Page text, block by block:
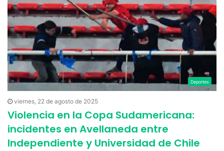
Deportes
viernes, 22 de agosto de 2025
Violencia en la Copa Sudamericana:
incidentes en Avellaneda entre
Independiente y Universidad de Chile